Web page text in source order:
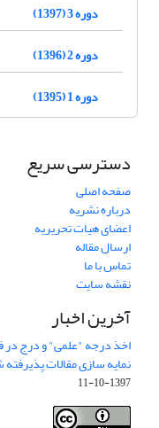
دوره 3 (1397)
دوره 2 (1396)
دوره 1 (1395)
دسترسی سریع
صفحه اصلی
درباره نشریه
اعضای هیات تحریریه
ارسال مقاله
تماس با ما
نقشه سایت
آخرین اخبار
اخذ درجه "علمی" و درج
نمایه سازی مقالات
1397-10-11